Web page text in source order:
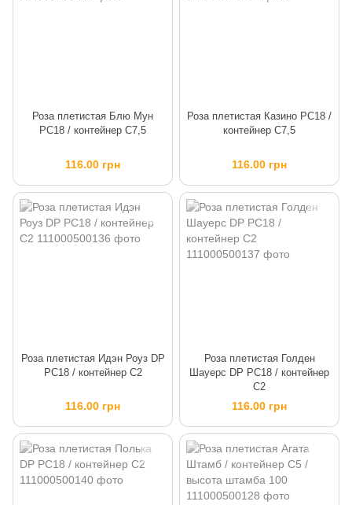
Роза плетистая Блю Мун
PC18 / контейнер C7,5
116.00 грн
Роза плетистая Казино PC18 /
контейнер C7,5
116.00 грн
Роза плетистая Идэн Роуз DP
PC18 / контейнер C2
116.00 грн
Роза плетистая Голден
Шауерс DP PC18 / контейнер
C2
116.00 грн